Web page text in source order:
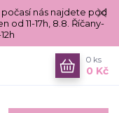
nás najdete pod
od 11-17h, 8.8. Říčany-
0 ks
0 Kč